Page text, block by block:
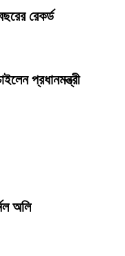
রেকর্ড
প্রধানমন্ত্রী
অলি